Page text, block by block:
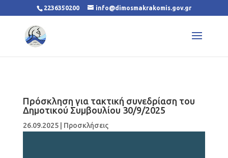
2236350200 info@dimosmakrakomis.gov.gr
Πρόσκληση για τακτική συνεδρίαση του
Δημοτικού Συμβουλίου 30/9/2025
26.09.2025| Προσκλήσεις